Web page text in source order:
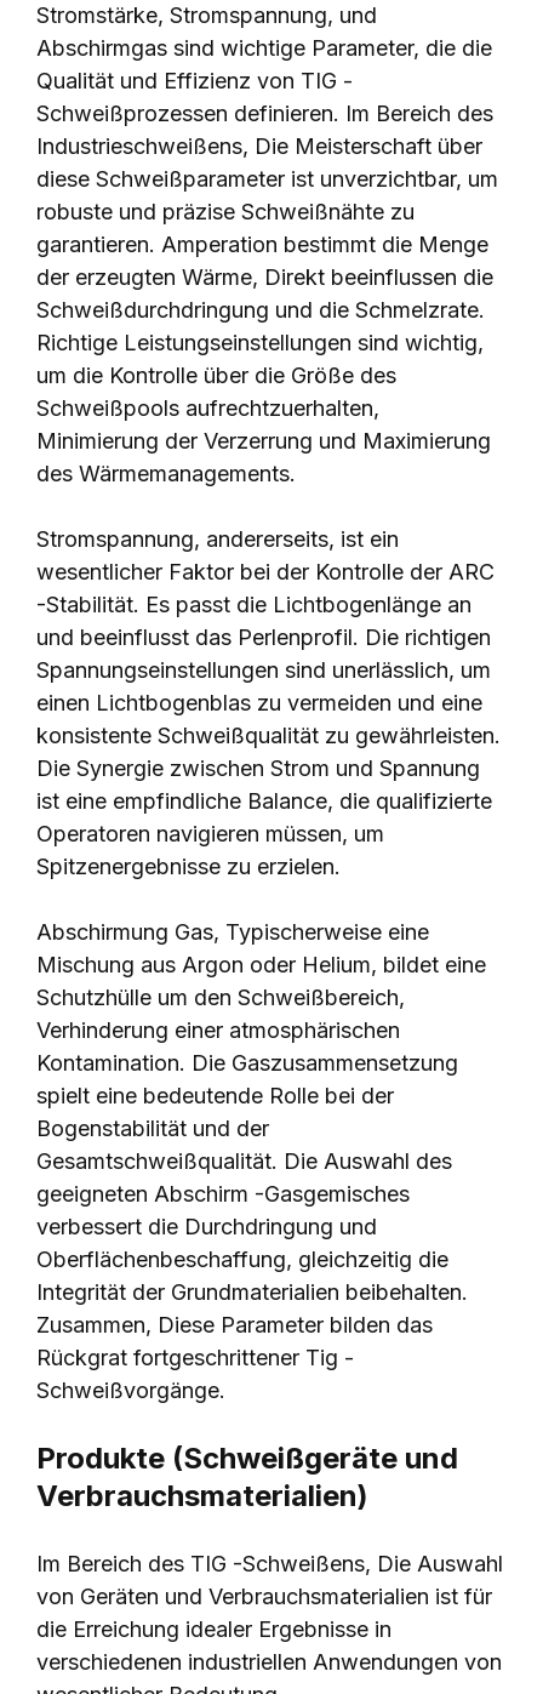
Stromstärke, Stromspannung, und
Abschirmgas sind wichtige Parameter, die die
Qualität und Effizienz von TIG -
Schweißprozessen definieren. Im Bereich des
Industrieschweißens, Die Meisterschaft über
diese Schweißparameter ist unverzichtbar, um
robuste und präzise Schweißnähte zu
garantieren. Amperation bestimmt die Menge
der erzeugten Wärme, Direkt beeinflussen die
Schweißdurchdringung und die Schmelzrate.
Richtige Leistungseinstellungen sind wichtig,
um die Kontrolle über die Größe des
Schweißpools aufrechtzuerhalten,
Minimierung der Verzerrung und Maximierung
des Wärmemanagements.
Stromspannung, andererseits, ist ein
wesentlicher Faktor bei der Kontrolle der ARC
-Stabilität. Es passt die Lichtbogenlänge an
und beeinflusst das Perlenprofil. Die richtigen
Spannungseinstellungen sind unerlässlich, um
einen Lichtbogenblas zu vermeiden und eine
konsistente Schweißqualität zu gewährleisten.
Die Synergie zwischen Strom und Spannung
ist eine empfindliche Balance, die qualifizierte
Operatoren navigieren müssen, um
Spitzenergebnisse zu erzielen.
Abschirmung Gas, Typischerweise eine
Mischung aus Argon oder Helium, bildet eine
Schutzhülle um den Schweißbereich,
Verhinderung einer atmosphärischen
Kontamination. Die Gaszusammensetzung
spielt eine bedeutende Rolle bei der
Bogenstabilität und der
Gesamtschweißqualität. Die Auswahl des
geeigneten Abschirm -Gasgemisches
verbessert die Durchdringung und
Oberflächenbeschaffung, gleichzeitig die
Integrität der Grundmaterialien beibehalten.
Zusammen, Diese Parameter bilden das
Rückgrat fortgeschrittener Tig -
Schweißvorgänge.
Produkte (Schweißgeräte und
Verbrauchsmaterialien)
Im Bereich des TIG -Schweißens, Die Auswahl
von Geräten und Verbrauchsmaterialien ist für
die Erreichung idealer Ergebnisse in
verschiedenen industriellen Anwendungen von